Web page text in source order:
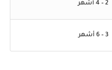
2 – 4 أشهر
3 – 6 أشهر